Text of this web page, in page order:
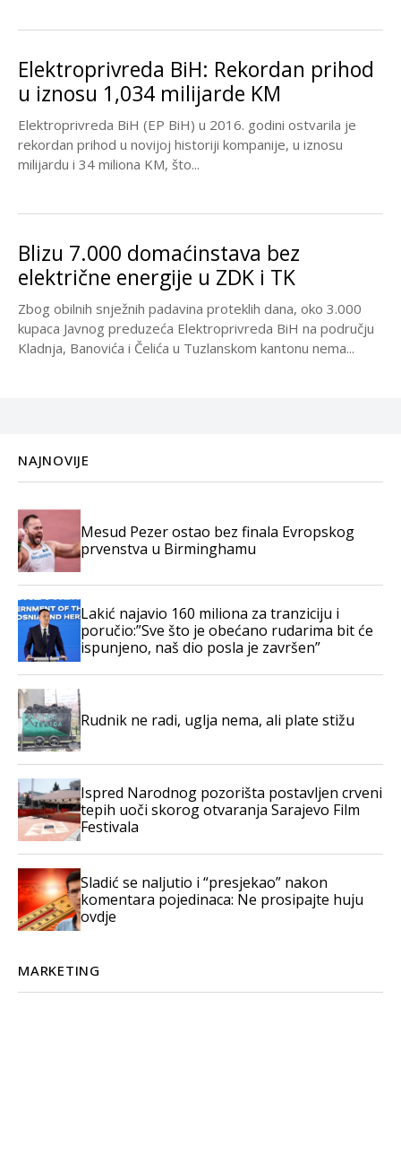
Elektroprivreda BiH: Rekordan prihod
u iznosu 1,034 milijarde KM
Elektroprivreda BiH (EP BiH) u 2016. godini ostvarila je
rekordan prihod u novijoj historiji kompanije, u iznosu
milijardu i 34 miliona KM, što...
Blizu 7.000 domaćinstava bez
električne energije u ZDK i TK
Zbog obilnih snježnih padavina proteklih dana, oko 3.000
kupaca Javnog preduzeća Elektroprivreda BiH na području
Kladnja, Banovića i Čelića u Tuzlanskom kantonu nema...
NAJNOVIJE
Mesud Pezer ostao bez finala Evropskog
prvenstva u Birminghamu
Lakić najavio 160 miliona za tranziciju i
poručio:”Sve što je obećano rudarima bit će
ispunjeno, naš dio posla je završen”
Rudnik ne radi, uglja nema, ali plate stižu
Ispred Narodnog pozorišta postavljen crveni
tepih uoči skorog otvaranja Sarajevo Film
Festivala
Sladić se naljutio i “presjekao” nakon
komentara pojedinaca: Ne prosipajte huju
ovdje
MARKETING